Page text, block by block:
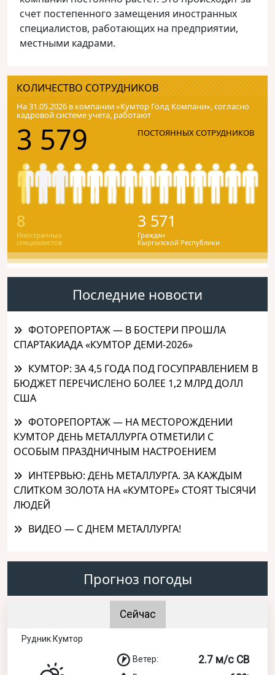
счет постепенного замещения иностранных
специалистов, работающих на предприятии,
местными кадрами.
КОЛИЧЕСТВО СОТРУДНИКОВ
На 31.05.2026 в компании «Кумтор Голд Компани», согласно
кадровой системе учета, работают
3 579 ПОСТОЯННЫХ СОТРУДНИКОВ
8
Иностранных
специалистов
3 571
Граждан
Кыргызской Республики
Последние новости
ФОТОРЕПОРТАЖ — В БОСТЕРИ ПРОШЛА
СПАРТАКИАДА «КУМТОР ДЕМИ-2026»
КУМТОР: ЗА 4,5 ГОДА ПОД ГОСУПРАВЛЕНИЕМ В
БЮДЖЕТ ПЕРЕЧИСЛЕНО БОЛЕЕ 1,2 МЛРД ДОЛЛ
США
ФОТОРЕПОРТАЖ — НА МЕСТОРОЖДЕНИИ
КУМТОР ДЕНЬ МЕТАЛЛУРГА ОТМЕТИЛИ С
ОСОБЫМ ПРАЗДНИЧНЫМ НАСТРОЕНИЕМ
ИНТЕРВЬЮ: ДЕНЬ МЕТАЛЛУРГА. ЗА КАЖДЫМ
СЛИТКОМ ЗОЛОТА НА «КУМТОРЕ» СТОЯТ ТЫСЯЧИ
ЛЮДЕЙ
ВИДЕО — С ДНЕМ МЕТАЛЛУРГА!
Прогноз погоды
Сейчас
Рудник Кумтор
Ветер: 2.7 м/с СВ